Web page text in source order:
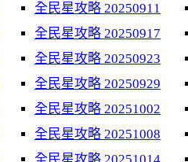
全民星攻略 20250911
全民星攻略 20250917
全民星攻略 20250923
全民星攻略 20250929
全民星攻略 20251002
全民星攻略 20251008